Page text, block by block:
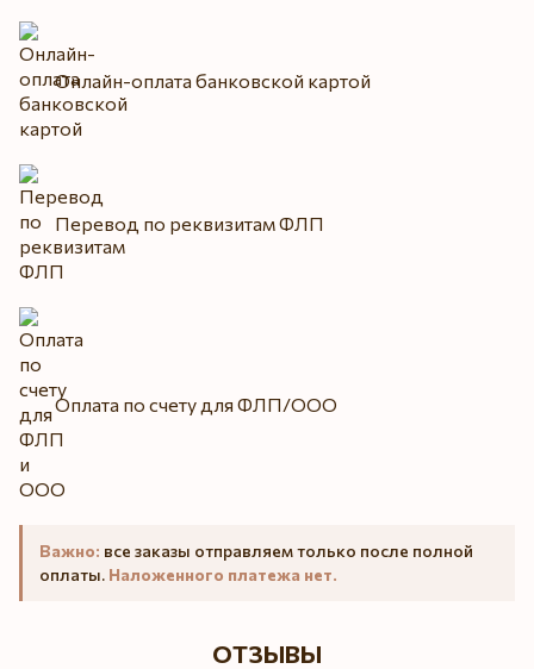
Онлайн-оплата банковской картой
Перевод по реквизитам ФЛП
Оплата по счету для ФЛП/ООО
Важно: все заказы отправляем только после полной
оплаты. Наложенного платежа нет.
ОТЗЫВЫ